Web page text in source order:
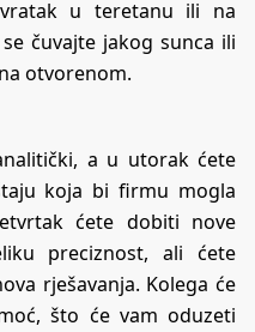
u teretanu ili na
čuvajte jakog sunca ili
otvorenom.
a u utorak ćete
koja bi firmu mogla
ćete dobiti nove
preciznost, ali ćete
rješavanja. Kolega će
što će vam oduzeti